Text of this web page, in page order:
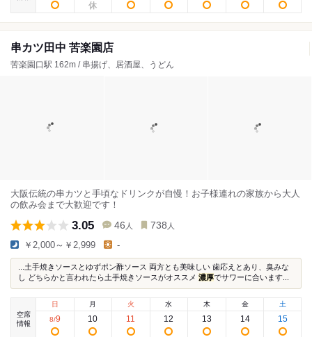
串カツ田中 苦楽園店
苦楽園口駅 162m / 串揚げ、居酒屋、うどん
大阪伝統の串カツと手頃なドリンクが自慢！お子様連れの家族から大人
の飲み会まで大歓迎です！
3.05 46 人 738 人
￥2,000～￥2,999 -
...土手焼きソースとゆずポン酢ソース 両方とも美味しい 歯応えとあり、臭みな
し どちらかと言われたら土手焼きソースがオススメ 濃厚でサワーに合います...
空席
情報
日
8/9
月
10
火
11
水
12
木
13
金
14
土
15